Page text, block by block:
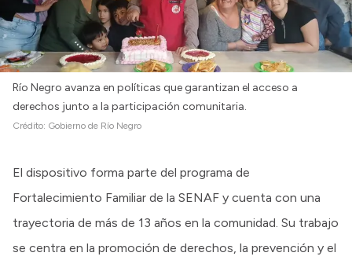
Río Negro avanza en políticas que garantizan el acceso a
derechos junto a la participación comunitaria.
Crédito: Gobierno de Río Negro
El dispositivo forma parte del programa de
Fortalecimiento Familiar de la SENAF y cuenta con una
trayectoria de más de 13 años en la comunidad. Su trabajo
se centra en la promoción de derechos, la prevención y el